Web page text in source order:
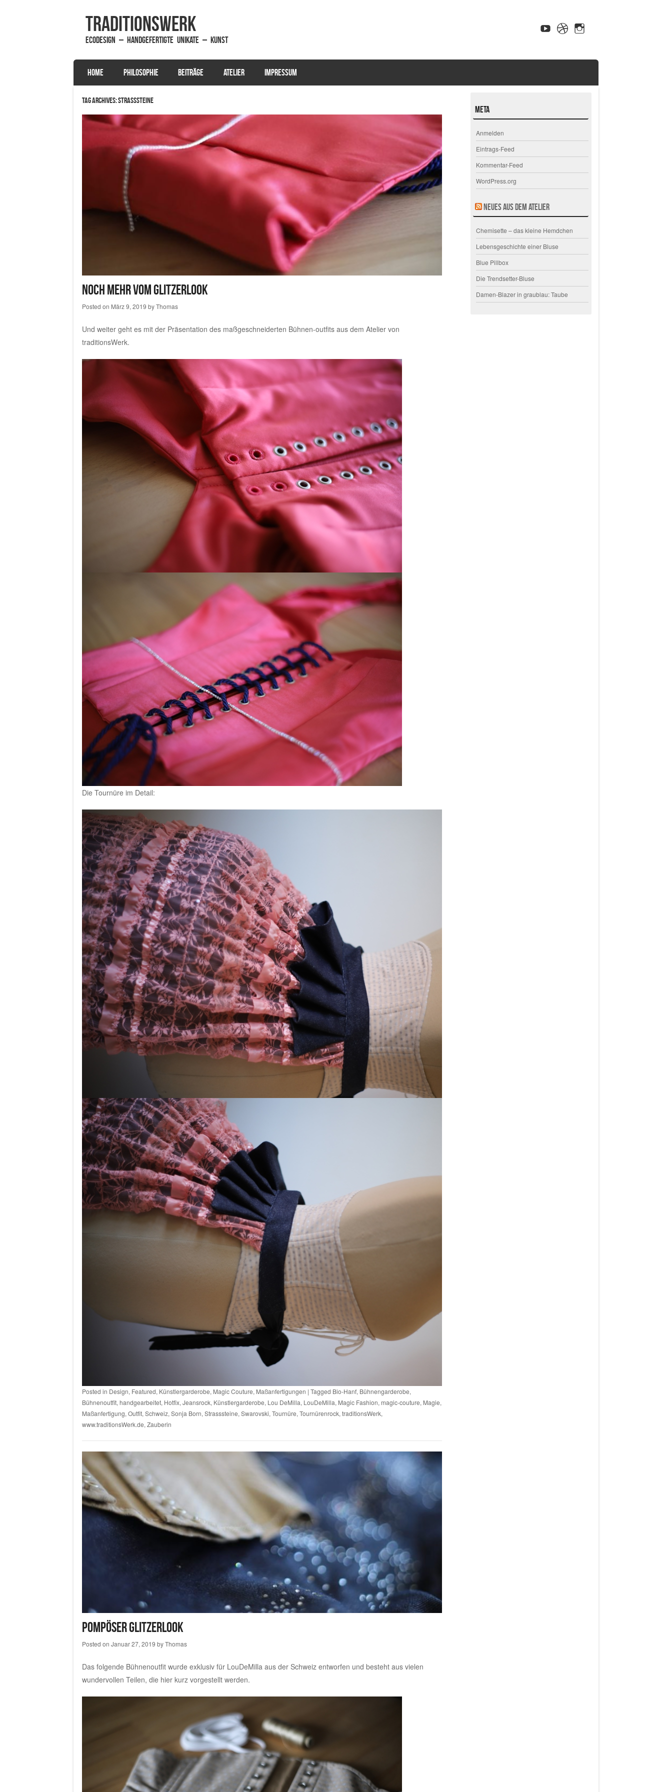
traditionsWerk
EcoDesign – handgefertigte Unikate – Kunst
Menu
SKIP TO CONTENT
HOME PHILOSOPHIE BEITRÄGE ATELIER IMPRESSUM
Tag Archives:Strasssteine
Noch mehr vom Glitzerlook
Posted on März 9, 2019 byThomas
Und weiter geht es mit der Präsentation des maßgeschneiderten Bühnen-outfits aus dem Atelier von
traditionsWerk.
Die Tournüre im Detail:
Posted in Design, Featured, Künstlergarderobe, Magic Couture, Maßanfertigungen | Tagged Bio-Hanf, Bühnengarderobe,
Bühnenoutfit, handgearbeitet, Hotfix, Jeansrock, Künstlergarderobe, Lou DeMilla, LouDeMilla, Magic Fashion, magic-couture, Magie,
Maßanfertigung, Outfit, Schweiz, Sonja Born, Strasssteine, Swarovski, Tournüre, Tournürenrock, traditionsWerk,
www.traditionsWerk.de, Zauberin
Pompöser Glitzerlook
Posted on Januar 27, 2019 byThomas
Das folgende Bühnenoutfit wurde exklusiv für LouDeMilla aus der Schweizentworfen und besteht aus vielen
wundervollen Teilen, die hier kurz vorgestellt werden.
Meta
Anmelden
Eintrags-Feed
Kommentar-Feed
WordPress.org
Neues aus dem Atelier
Chemisette – das kleine Hemdchen
Lebensgeschichte einer Bluse
Blue Pillbox
Die Trendsetter-Bluse
Damen-Blazer in graublau: Taube